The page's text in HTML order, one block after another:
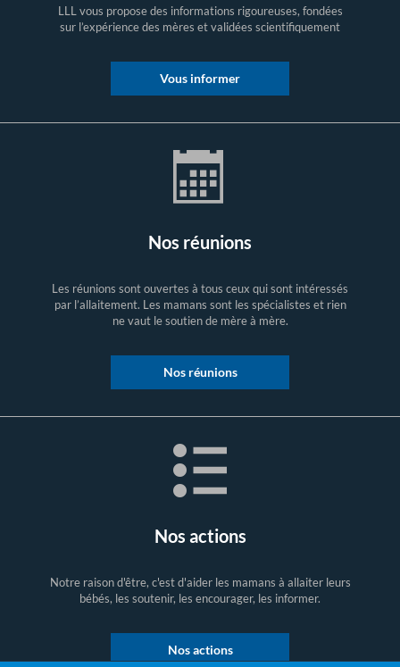
LLL vous propose des informations rigoureuses, fondées
sur l’expérience des mères et validées scientifiquement
Vous informer
Nos réunions
Les réunions sont ouvertes à tous ceux qui sont intéressés
par l’allaitement. Les mamans sont les spécialistes et rien
ne vaut le soutien de mère à mère.
Nos réunions
Nos actions
Notre raison d'être, c'est d'aider les mamans à allaiter leurs
bébés, les soutenir, les encourager, les informer.
Nos actions